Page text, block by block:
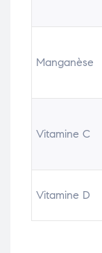
Manganèse
Vitamine C
Vitamine D